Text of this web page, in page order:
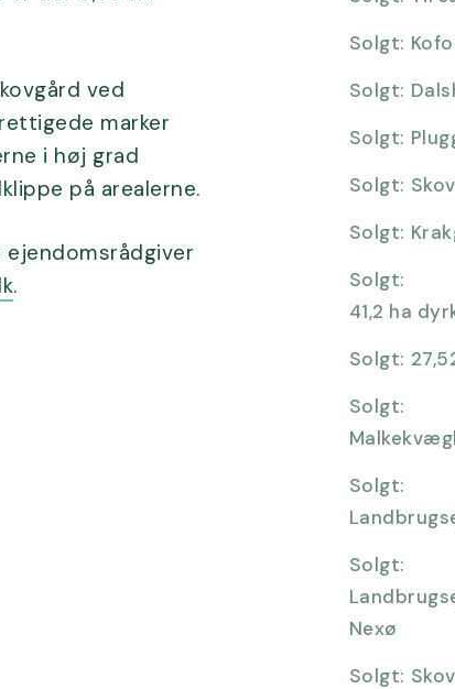
ved
marker
i høj grad
på arealerne.
.
Solgt:
Solgt:
Solgt:
Solgt:
Solgt:
Solgt:
41,2 ha
Solgt:
Solgt:
Solgt:
Solgt:
Nexø
Solgt: